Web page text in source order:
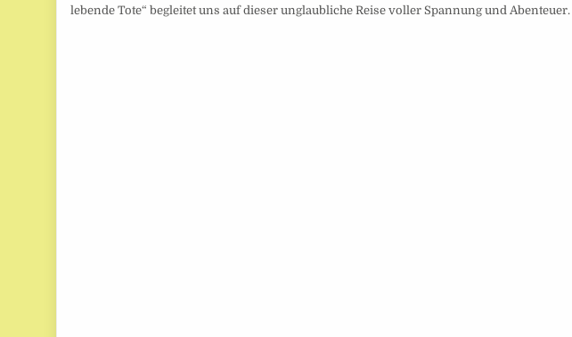
lebende Tote“ begleitet uns auf dieser unglaubliche Reise voller Spannung und Abenteuer.